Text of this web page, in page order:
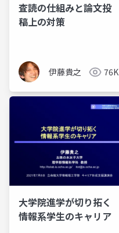
査読の仕組みと論文投
稿上の対策
伊藤貴之 76K
大学院進学が切り拓く
情報系学生のキャリア